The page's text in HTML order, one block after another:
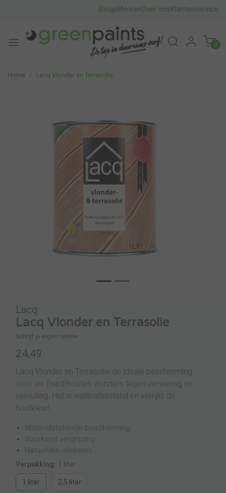
BlogsMerkenOver onsKlantenservice
0
Home Lacq Vlonder en Terrasolie
Lacq
Lacq Vlonder en Terrasolie
Schrijf je eigen review
24,49
Lacq Vlonder en Terrasolie de ideale bescherming
voor uw (hard)houten vlonders tegen verwering en
vervuiling. Het is waterafstotend en verrijkt de
houtkleur!
Waterafstotende bescherming
Voorkomt vergrijzing
Natuurlijke oliebasis
Verpakking: 1 liter
1 liter 2,5 liter